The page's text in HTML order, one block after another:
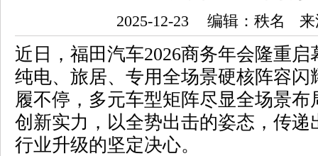
2025-12-23 编辑：秩名
近日， 福田 汽车2026商务年会隆重
纯电、旅居、专用全场景硬核阵容
履不停，多元车型矩阵尽显全场景
创新实力，以全势出击的姿态，传
行业升级的坚定决心。